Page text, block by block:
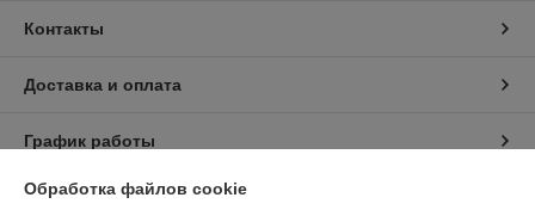
Контакты
Доставка и оплата
График работы
Полная версия сайта
Обработка файлов cookie